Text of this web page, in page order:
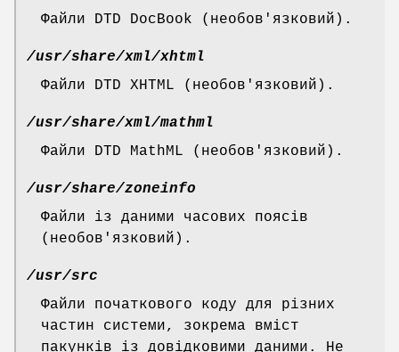
Файли DTD DocBook (необов'язковий).
/usr/share/xml/xhtml
Файли DTD XHTML (необов'язковий).
/usr/share/xml/mathml
Файли DTD MathML (необов'язковий).
/usr/share/zoneinfo
Файли із даними часових поясів
(необов'язковий).
/usr/src
Файли початкового коду для різних
частин системи, зокрема вміст
пакунків із довідковими даними. Не